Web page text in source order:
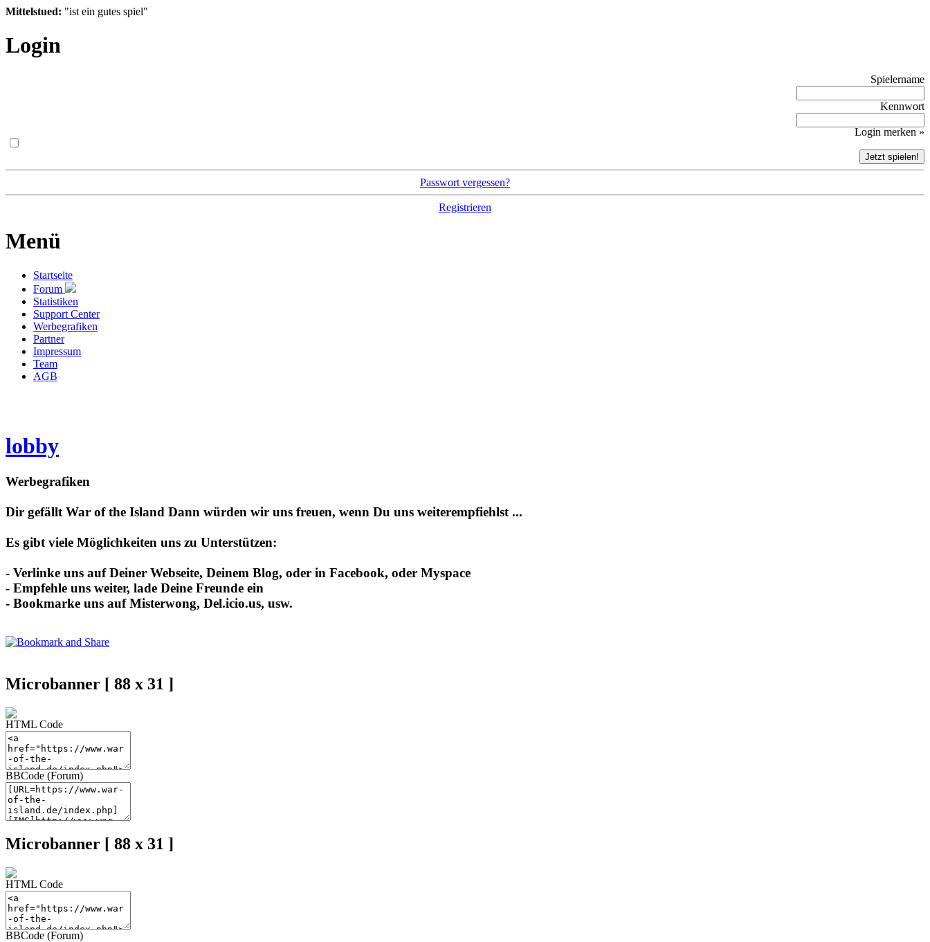
Mittelstued: "ist ein gutes spiel"
Login
Spielername
Kennwort
Login merken »
Passwort vergessen?
Registrieren
Menü
Startseite
Forum
Statistiken
Support Center
Werbegrafiken
Partner
Impressum
Team
AGB
lobby
Werbegrafiken
Dir gefällt War of the Island Dann würden wir uns freuen, wenn Du uns weiterempfiehlst ...
Es gibt viele Möglichkeiten uns zu Unterstützen:
- Verlinke uns auf Deiner Webseite, Deinem Blog, oder in Facebook, oder Myspace
- Empfehle uns weiter, lade Deine Freunde ein
- Bookmarke uns auf Misterwong, Del.icio.us, usw.
Microbanner [ 88 x 31 ]
HTML Code
BBCode (Forum)
Microbanner [ 88 x 31 ]
HTML Code
BBCode (Forum)